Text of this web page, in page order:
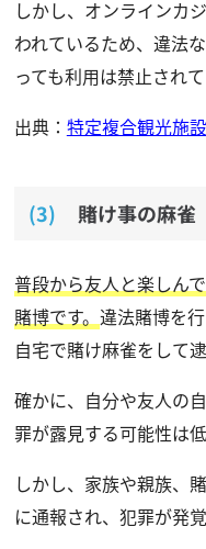
しかし、オンラインカ
われているため、違法
っても利用は禁止されて
出典： 特定複合観光施
賭け事の麻雀
普段から友人と楽しん
賭博です。 違法賭博を
自宅で賭け麻雀をして
確かに、自分や友人の
罪が露見する可能性は
しかし、家族や親族、
に通報され、犯罪が発